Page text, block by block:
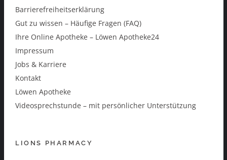
Barrierefreiheitserklärung
Gut zu wissen – Häufige Fragen (FAQ)
Ihre Online Apotheke – Löwen Apotheke24
Impressum
Jobs & Karriere
Kontakt
Löwen Apotheke
Videosprechstunde – mit persönlicher Unterstützung
LIONS PHARMACY